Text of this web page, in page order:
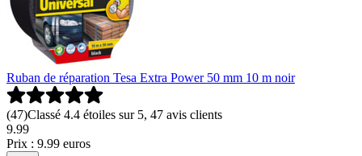
Ruban de réparation Tesa Extra Power 50 mm 10 m noir
(47)Classé 4.4 étoiles sur 5, 47 avis clients
9.99
Prix : 9.99 euros